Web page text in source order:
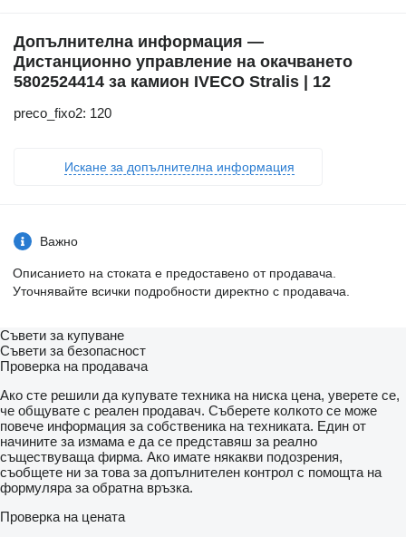
Допълнителна информация —
Дистанционно управление на окачването
5802524414 за камион IVECO Stralis | 12
preco_fixo2: 120
Искане за допълнителна информация
Важно
Описанието на стоката е предоставено от продавача.
Уточнявайте всички подробности директно с продавача.
Съвети за купуване
Съвети за безопасност
Проверка на продавача
Ако сте решили да купувате техника на ниска цена, уверете се,
че общувате с реален продавач. Съберете колкото се може
повече информация за собственика на техниката. Един от
начините за измама е да се представяш за реално
съществуваща фирма. Ако имате някакви подозрения,
съобщете ни за това за допълнителен контрол с помощта на
формуляра за обратна връзка.
Проверка на цената